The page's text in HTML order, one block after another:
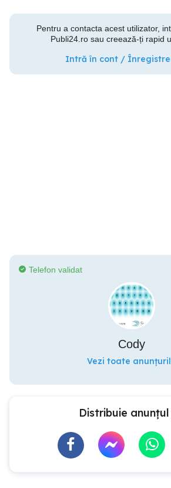
Pentru a contacta acest utilizator,
Publi24.ro sau creează-ți rapid
Intră în cont /
Telefon validat
Cody
Vezi toate
Distribuie